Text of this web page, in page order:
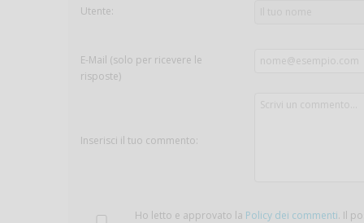
Utente:
E-Mail (solo per ricevere le
risposte)
Inserisci il tuo commento:
Ho letto e approvato la Policy dei commenti. Il